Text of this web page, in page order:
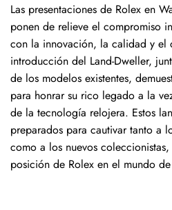
Las presentaciones de Rolex en
ponen de relieve el compromiso
con la innovación, la calidad y el
introducción del Land-Dweller,
de los modelos existentes,
para honrar su rico legado a la
de la tecnología relojera. Estos
preparados para cautivar tanto a
como a los nuevos
posición de Rolex en el mundo